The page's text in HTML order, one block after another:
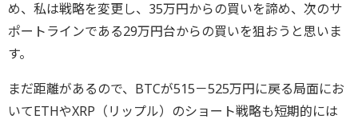
め、私は戦略を変更し、35万円からの買いを諦め、次のサ
ポートラインである29万円台からの買いを狙おうと思いま
す。
まだ距離があるので、BTCが515－525万円に戻る局面にお
いてETHやXRP（リップル）のショート戦略も短期的には